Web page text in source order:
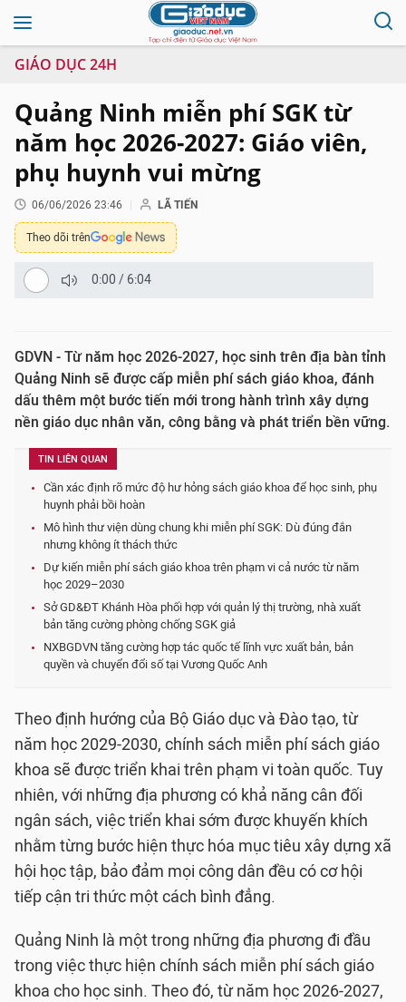
GIÁO DỤC 24H
Quảng Ninh miễn phí SGK từ
năm học 2026-2027: Giáo viên,
phụ huynh vui mừng
06/06/2026 23:46 LÃ TIẾN
Theo dõi trên
0:00 / 6:04
GDVN - Từ năm học 2026-2027, học sinh trên địa bàn tỉnh
Quảng Ninh sẽ được cấp miễn phí sách giáo khoa, đánh
dấu thêm một bước tiến mới trong hành trình xây dựng
nền giáo dục nhân văn, công bằng và phát triển bền vững.
TIN LIÊN QUAN
Cần xác định rõ mức độ hư hỏng sách giáo khoa để học sinh, phụ
huynh phải bồi hoàn
Mô hình thư viện dùng chung khi miễn phí SGK: Dù đúng đắn
nhưng không ít thách thức
Dự kiến miễn phí sách giáo khoa trên phạm vi cả nước từ năm
học 2029–2030
Sở GD&ĐT Khánh Hòa phối hợp với quản lý thị trường, nhà xuất
bản tăng cường phòng chống SGK giả
NXBGDVN tăng cường hợp tác quốc tế lĩnh vực xuất bản, bản
quyền và chuyển đổi số tại Vương Quốc Anh
Theo định hướng của Bộ Giáo dục và Đào tạo, từ
năm học 2029-2030, chính sách miễn phí sách giáo
khoa sẽ được triển khai trên phạm vi toàn quốc. Tuy
nhiên, với những địa phương có khả năng cân đối
ngân sách, việc triển khai sớm được khuyến khích
nhằm từng bước hiện thực hóa mục tiêu xây dựng xã
hội học tập, bảo đảm mọi công dân đều có cơ hội
tiếp cận tri thức một cách bình đẳng.
Quảng Ninh là một trong những địa phương đi đầu
trong việc thực hiện chính sách miễn phí sách giáo
khoa cho học sinh. Theo đó, từ năm học 2026-2027,